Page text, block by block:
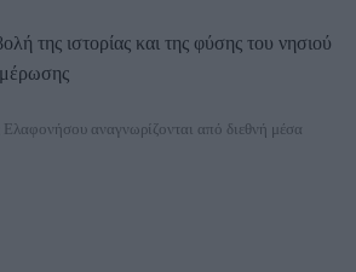
της ιστορίας και της φύσης του νησιού
αναγνωρίζονται από διεθνή μέσα